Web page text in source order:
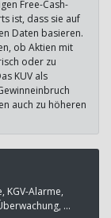
Free-Cash-
ist, dass sie auf
Daten basieren.
ob Aktien mit
oder zu
KUV als
auch zu höheren
KGV-Alarme,
...